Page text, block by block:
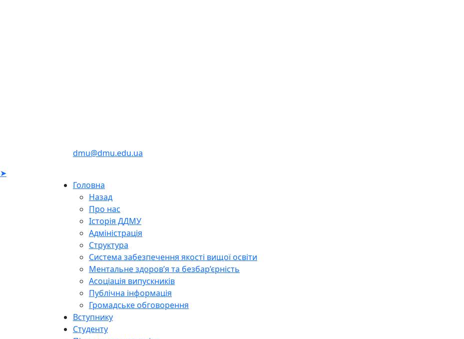
dmu@dmu.edu.ua
➤
Головна
Назад
Про нас
Історія ДДМУ
Адміністрація
Структура
Система забезпечення якості вищої освіти
Ментальне здоров’я та безбар’єрність
Асоціація випускників
Публічна інформація
Громадське обговорення
Вступнику
Студенту